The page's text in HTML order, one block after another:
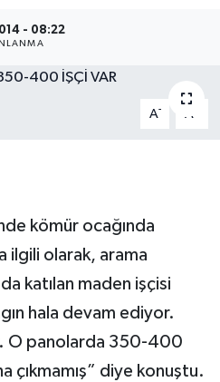
- 08:22
A- A
kömür ocağında
ilgili olarak, arama
katılan maden işçisi
hala devam ediyor.
O panolarda 350-400
çıkmamış” diye konuştu.